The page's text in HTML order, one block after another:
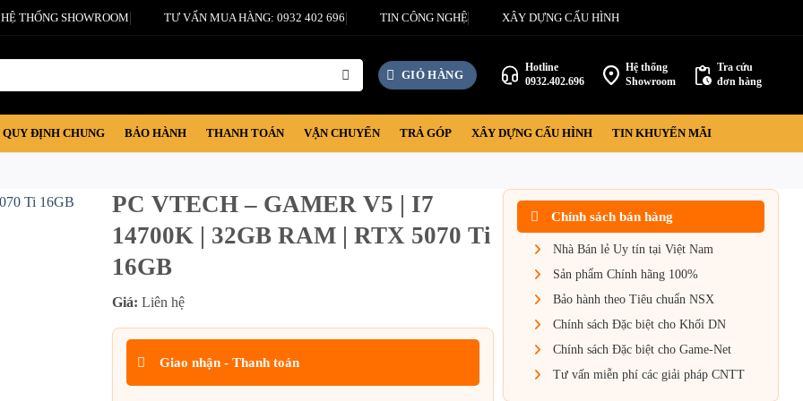
HỆ THỐNG SHOWROOM TƯ VẤN MUA HÀNG: 0932 402 696 TIN CÔNG NGHỆ XÂY DỰNG CẤU HÌNH
GIỎ HÀNG
Hotline
0932.402.696
Hệ thống
Showroom
Tra cứu
đơn hàng
QUY ĐỊNH CHUNG BẢO HÀNH THANH TOÁN VẬN CHUYỂN TRẢ GÓP XÂY DỰNG CẤU HÌNH TIN KHUYẾN MÃI
PC VTECH – GAMER V5 | I7
14700K | 32GB RAM | RTX 5070 Ti
16GB
Giá: Liên hệ
Giao nhận - Thanh toán
Chính sách bán hàng
Nhà Bán lẻ Uy tín tại Việt Nam
Sản phẩm Chính hãng 100%
Bảo hành theo Tiêu chuẩn NSX
Chính sách Đặc biệt cho Khối DN
Chính sách Đặc biệt cho Game-Net
Tư vấn miễn phí các giải pháp CNTT